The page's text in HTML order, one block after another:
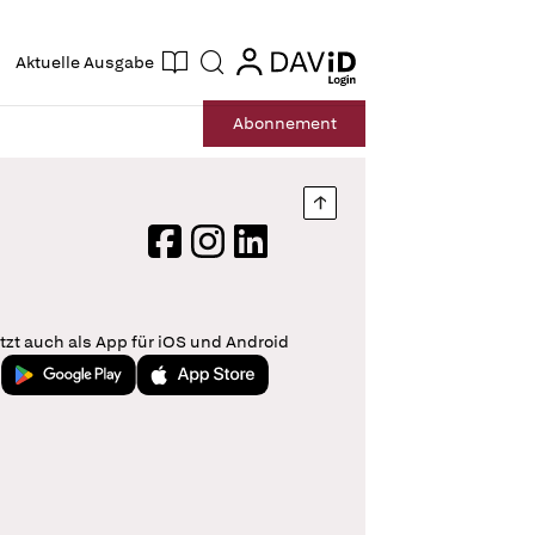
Aktuelle Ausgabe Suche login
login
Abonnement
Nach oben springen
FacebookInstagram
LinkedIn
auch als App für iOS und Android
Jetzt bei Google PlayLaden im App Store